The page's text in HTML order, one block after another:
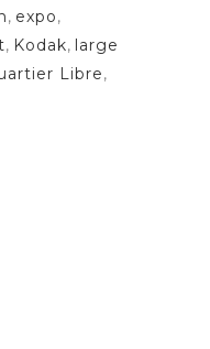
, expo,
, Kodak, large
Libre,